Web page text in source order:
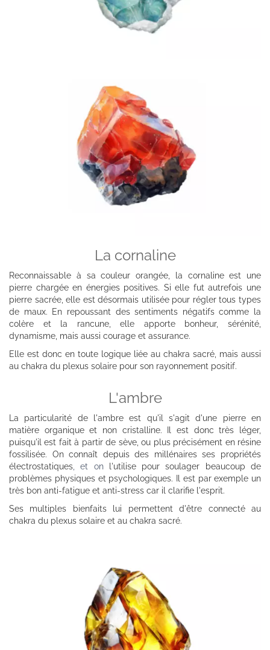
La cornaline
Reconnaissable à sa couleur orangée, la cornaline est une
pierre chargée en énergies positives. Si elle fut autrefois une
pierre sacrée, elle est désormais utilisée pour régler tous types
de maux. En repoussant des sentiments négatifs comme la
colère et la rancune, elle apporte bonheur, sérénité,
dynamisme, mais aussi courage et assurance.
Elle est donc en toute logique liée au chakra sacré, mais aussi
au chakra du plexus solaire pour son rayonnement positif.
L'ambre
La particularité de l'ambre est qu'il s'agit d'une pierre en
matière organique et non cristalline. Il est donc très léger,
puisqu'il est fait à partir de sève, ou plus précisément en résine
fossilisée. On connaît depuis des millénaires ses propriétés
électrostatiques , et on
l'utilise pour soulager beaucoup de
problèmes physiques et psychologiques. Il est par exemple un
très bon anti-fatigue et anti-stress car il clarifie l'esprit.
Ses multiples bienfaits lui permettent d'être connecté au
chakra du plexus solaire et au chakra sacré.